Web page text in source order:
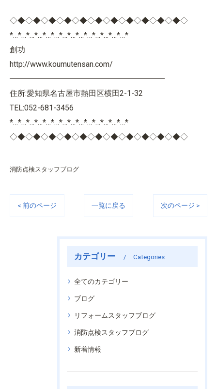
◇◆◇◆◇◆◇◆◇◆◇◆◇◆◇◆◇◆◇◆◇◆◇
*…*…*…*…*…*…*…*…*…*…*…*…*…*…*
創功
http://www.koumutensan.com/
━━━━━━━━━━━━━━━━━━━━
住所:愛知県名古屋市熱田区横田2-1-32
TEL:052-681-3456
*…*…*…*…*…*…*…*…*…*…*…*…*…*…*
◇◆◇◆◇◆◇◆◇◆◇◆◇◆◇◆◇◆◇◆◇◆◇
消防点検スタッフブログ
< 前のページ 一覧に戻る 次のページ >
カテゴリー Categories
全てのカテゴリー
ブログ
リフォームスタッフブログ
消防点検スタッフブログ
新着情報